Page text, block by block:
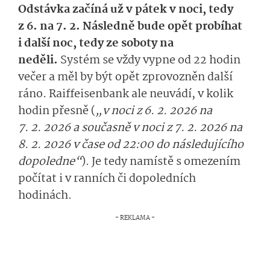
Odstávka začíná už v pátek v noci, tedy
z 6. na 7. 2. Následně bude opět probíhat
i další noc, tedy ze soboty na
neděli. Systém se vždy vypne od 22 hodin
večer a měl by být opět zprovozněn další
ráno. Raiffeisenbank ale neuvádí, v kolik
hodin přesně („v noci z 6. 2. 2026 na
7. 2. 2026 a současně v noci z 7. 2. 2026 na
8. 2. 2026 v čase od 22:00 do následujícího
dopoledne“). Je tedy namístě s omezením
počítat i v ranních či dopoledních
hodinách.